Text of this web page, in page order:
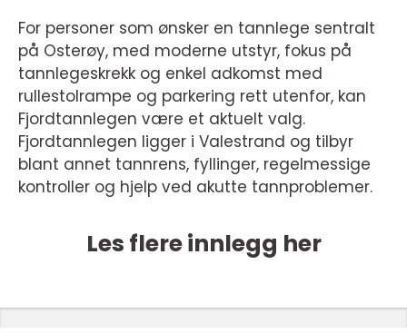
For personer som ønsker en tannlege sentralt
på Osterøy, med moderne utstyr, fokus på
tannlegeskrekk og enkel adkomst med
rullestolrampe og parkering rett utenfor, kan
Fjordtannlegen være et aktuelt valg.
Fjordtannlegen ligger i Valestrand og tilbyr
blant annet tannrens, fyllinger, regelmessige
kontroller og hjelp ved akutte tannproblemer.
Les flere innlegg her